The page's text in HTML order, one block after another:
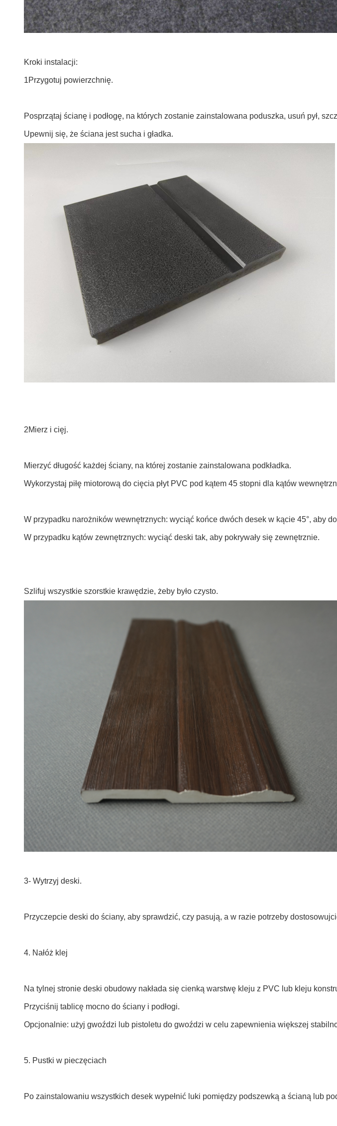
Kroki instalacji:
1Przygotuj powierzchnię.
Posprzątaj ścianę i podłogę, na których zostanie zainstalowana poduszka, usuń pył,
Upewnij się, że ściana jest sucha i gładka.
2Mierz i cięj.
Mierzyć długość każdej ściany, na której zostanie zainstalowana podkładka.
Wykorzystaj piłę miotorową do cięcia płyt PVC pod kątem 45 stopni dla kątów
W przypadku narożników wewnętrznych: wyciąć końce dwóch desek w kącie 45°, aby
W przypadku kątów zewnętrznych: wyciąć deski tak, aby pokrywały się zewnętrznie.
Szlifuj wszystkie szorstkie krawędzie, żeby było czysto.
3- Wytrzyj deski.
Przyczepcie deski do ściany, aby sprawdzić, czy pasują, a w razie potrzeby
4. Nałóż klej
Na tylnej stronie deski obudowy nakłada się cienką warstwę kleju z PVC lub kleju
Przyciśnij tablicę mocno do ściany i podłogi.
Opcjonalnie: użyj gwoździ lub pistoletu do gwoździ w celu zapewnienia większej
5. Pustki w pieczęciach
Po zainstalowaniu wszystkich desek wypełnić luki pomiędzy podszewką a ścianą lub